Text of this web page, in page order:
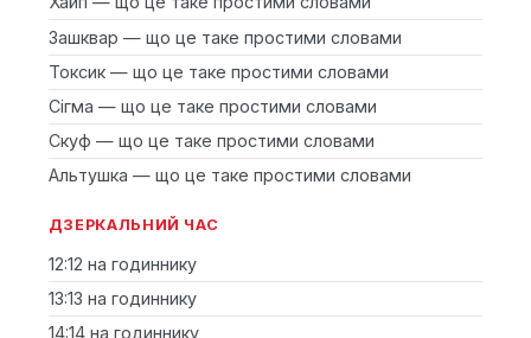
Зашквар — що це таке простими словами
Токсик — що це таке простими словами
Сігма — що це таке простими словами
Скуф — що це таке простими словами
Альтушка — що це таке простими словами
ДЗЕРКАЛЬНИЙ ЧАС
12:12 на годиннику
13:13 на годиннику
14:14 на годиннику